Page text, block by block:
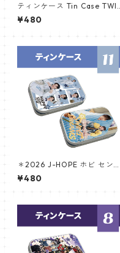
ティンケース Tin Case TWIC
E トゥワイス MOMO (MOMO
-02)
¥480
＊2026 J-HOPE ホビ センイ
ルグッズ ＊ ティンケース
¥480